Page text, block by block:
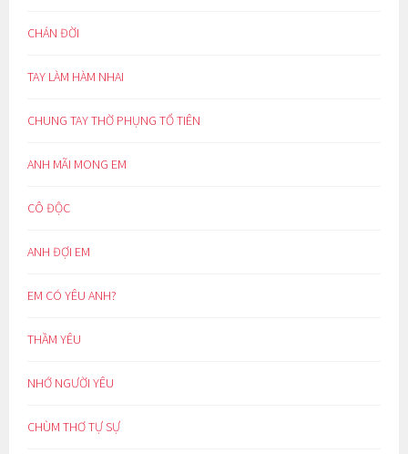
CHÁN ĐỜI
TAY LÀM HÀM NHAI
CHUNG TAY THỜ PHỤNG TỔ TIÊN
ANH MÃI MONG EM
CÔ ĐỘC
ANH ĐỢI EM
EM CÓ YÊU ANH?
THẦM YÊU
NHỚ NGƯỜI YÊU
CHÙM THƠ TỰ SỰ